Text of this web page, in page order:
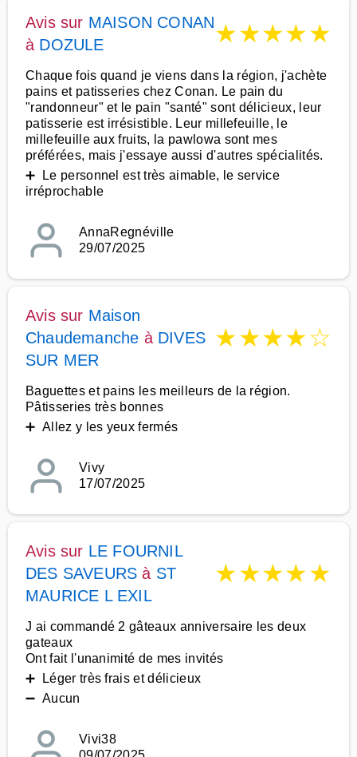
Avis sur MAISON CONAN
à DOZULE ★★★★★
Chaque fois quand je viens dans la région, j'achète
pains et patisseries chez Conan. Le pain du
"randonneur" et le pain "santé" sont délicieux, leur
patisserie est irrésistible. Leur millefeuille, le
millefeuille aux fruits, la pawlowa sont mes
préférées, mais j'essaye aussi d'autres spécialités.
➕ Le personnel est très aimable, le service
irréprochable
AnnaRegnéville
29/07/2025
Avis sur Maison
Chaudemanche à DIVES
SUR MER
★★★★☆
Baguettes et pains les meilleurs de la région.
Pâtisseries très bonnes
➕ Allez y les yeux fermés
Vivy
17/07/2025
Avis sur LE FOURNIL
DES SAVEURS à ST
MAURICE L EXIL
★★★★★
J ai commandé 2 gâteaux anniversaire les deux
gateaux
Ont fait l'unanimité de mes invités
➕ Léger très frais et délicieux
➖ Aucun
Vivi38